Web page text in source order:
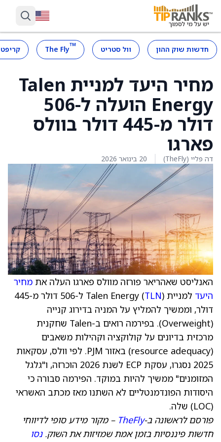
חדשות שוק ההון וול סטריט ™
The Fly
מחיר היעד למניית Talen
Energy הועלה ל-506
דולר מ-445 דולר בוולס
פארגו
דה פליי (TheFly) 20 בינואר 2026
האנליסט שאהריאר פורזה מוולס פארגו העלה את מחיר
היעד למניית Talen Energy ( TLN
) ל-506 דולר מ-445
דולר, וממשיך להמליץ על המניה בדירוג קנייה
(Overweight). בפירמה רואים ב-Talen שחקנית
מרכזית בדיונים על קולוקציה וקהילות משאבים
(resource adequacy) באזור PJM. לפי וולס, עסקאות
2025 נסגרו, עסקת ECP לשנת 2026 הוכרזה, ו"גלגל
המזומנים" ממשיך להיות במוקד. הפירמה סבורה כי
היסודות הפונדמנטליים לא השתנו מאז מכתב האשראי
(LOC) שלה.
פורסם לראשונה ב-TheFly – מקור מידע סופי לדיווחי
חדשות פיננסיות בזמן אמת שמזיזות את השוק.נסו